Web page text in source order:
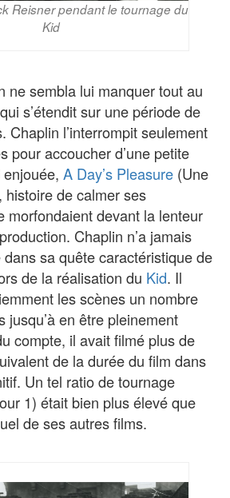
Reisner pendant le tournage du
Kid
ne sembla lui manquer tout au
s’étendit sur une période de
Chaplin l’interrompit seulement
pour accoucher d’une petite
A Day’s Pleasure (Une
histoire de calmer ses
morfondaient devant la lenteur
Chaplin n’a jamais
sa quête caractéristique de
de la réalisation du Kid. Il
les scènes un nombre
jusqu’à en être pleinement
compte, il avait filmé plus de
de la durée du film dans
Un tel ratio de tournage
1) était bien plus élevé que
de ses autres films.